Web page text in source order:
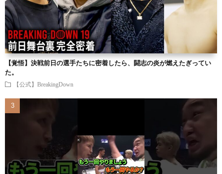
【覚悟】決戦前日の選手たちに密着したら、闘志の炎が燃えたぎってい
た。
【公式】BreakingDown